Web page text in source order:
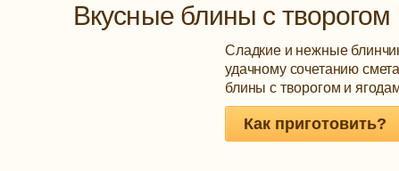
Вкусные блины с
Сладкие и нежные
удачному сочетанию
блины с творогом и
Как приготовить?